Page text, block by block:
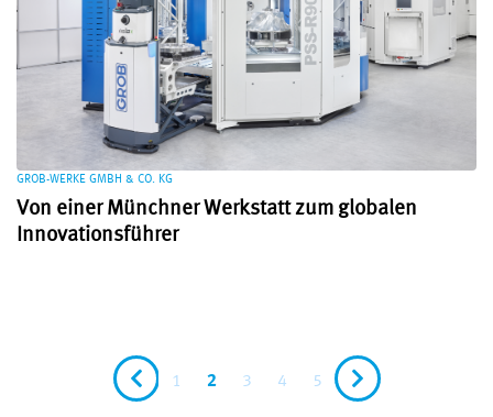
GROB-WERKE GMBH & CO. KG
Von einer Münchner Werkstatt zum globalen
Innovationsführer
1 2 3 4 5